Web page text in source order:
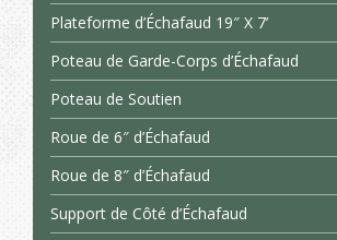
Plateforme d’Échafaud 19″ X 7’
Poteau de Garde-Corps d’Échafaud
Poteau de Soutien
Roue de 6″ d’Échafaud
Roue de 8″ d’Échafaud
Support de Côté d’Échafaud